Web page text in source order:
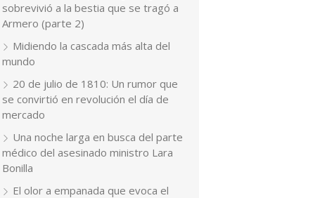
sobrevivió a la bestia que se tragó a
Armero (parte 2)
Midiendo la cascada más alta del
mundo
20 de julio de 1810: Un rumor que
se convirtió en revolución el día de
mercado
Una noche larga en busca del parte
médico del asesinado ministro Lara
Bonilla
El olor a empanada que evoca el